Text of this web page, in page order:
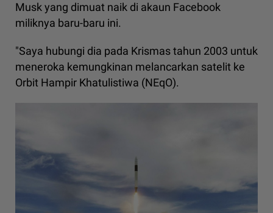
Musk yang dimuat naik di akaun Facebook
miliknya baru-baru ini.
"Saya hubungi dia pada Krismas tahun 2003 untuk
meneroka kemungkinan melancarkan satelit ke
Orbit Hampir Khatulistiwa (NEqO).